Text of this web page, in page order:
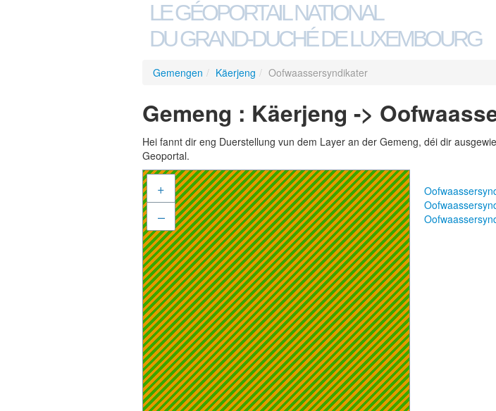
LE GÉOPORTAIL NATIONAL
DU GRAND-DUCHÉ DE LUXEMBOURG
Gemengen / Käerjeng / Oofwaassersyndikater
Gemeng : Käerjeng ->
Hei fannt dir eng Duerstellung vun dem Layer an der Gemeng, déi dir
Geoportal.
+
–